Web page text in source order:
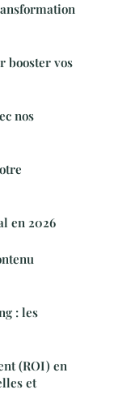
booster vos
nos
en 2026
: les
(ROI) en
et